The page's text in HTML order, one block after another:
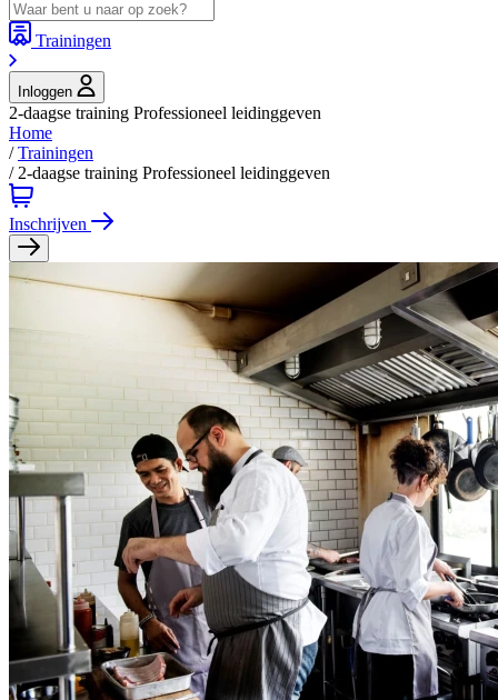
Trainingen
Inloggen
2-daagse training Professioneel leidinggeven
Home
/Trainingen
/ 2-daagse training Professioneel leidinggeven
Inschrijven